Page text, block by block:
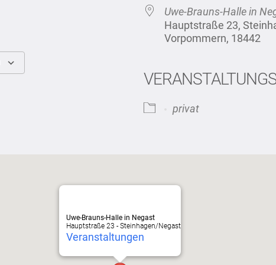
iCalendar
Uwe-Brauns-Halle in
Hauptstraße 23,
Vorpommern, 18442
privat
Uwe-Brauns-Halle in Negast
Hauptstraße 23 - Steinhagen/Negast
Veranstaltungen